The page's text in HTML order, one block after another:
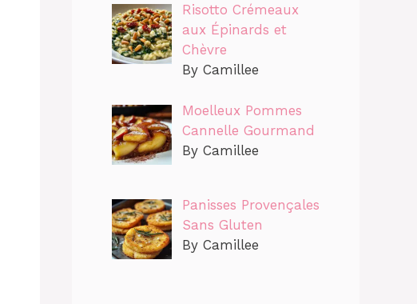
Risotto Crémeaux
aux Épinards et
Chèvre
By Camillee
Moelleux Pommes
Cannelle Gourmand
By Camillee
Panisses Provençales
Sans Gluten
By Camillee